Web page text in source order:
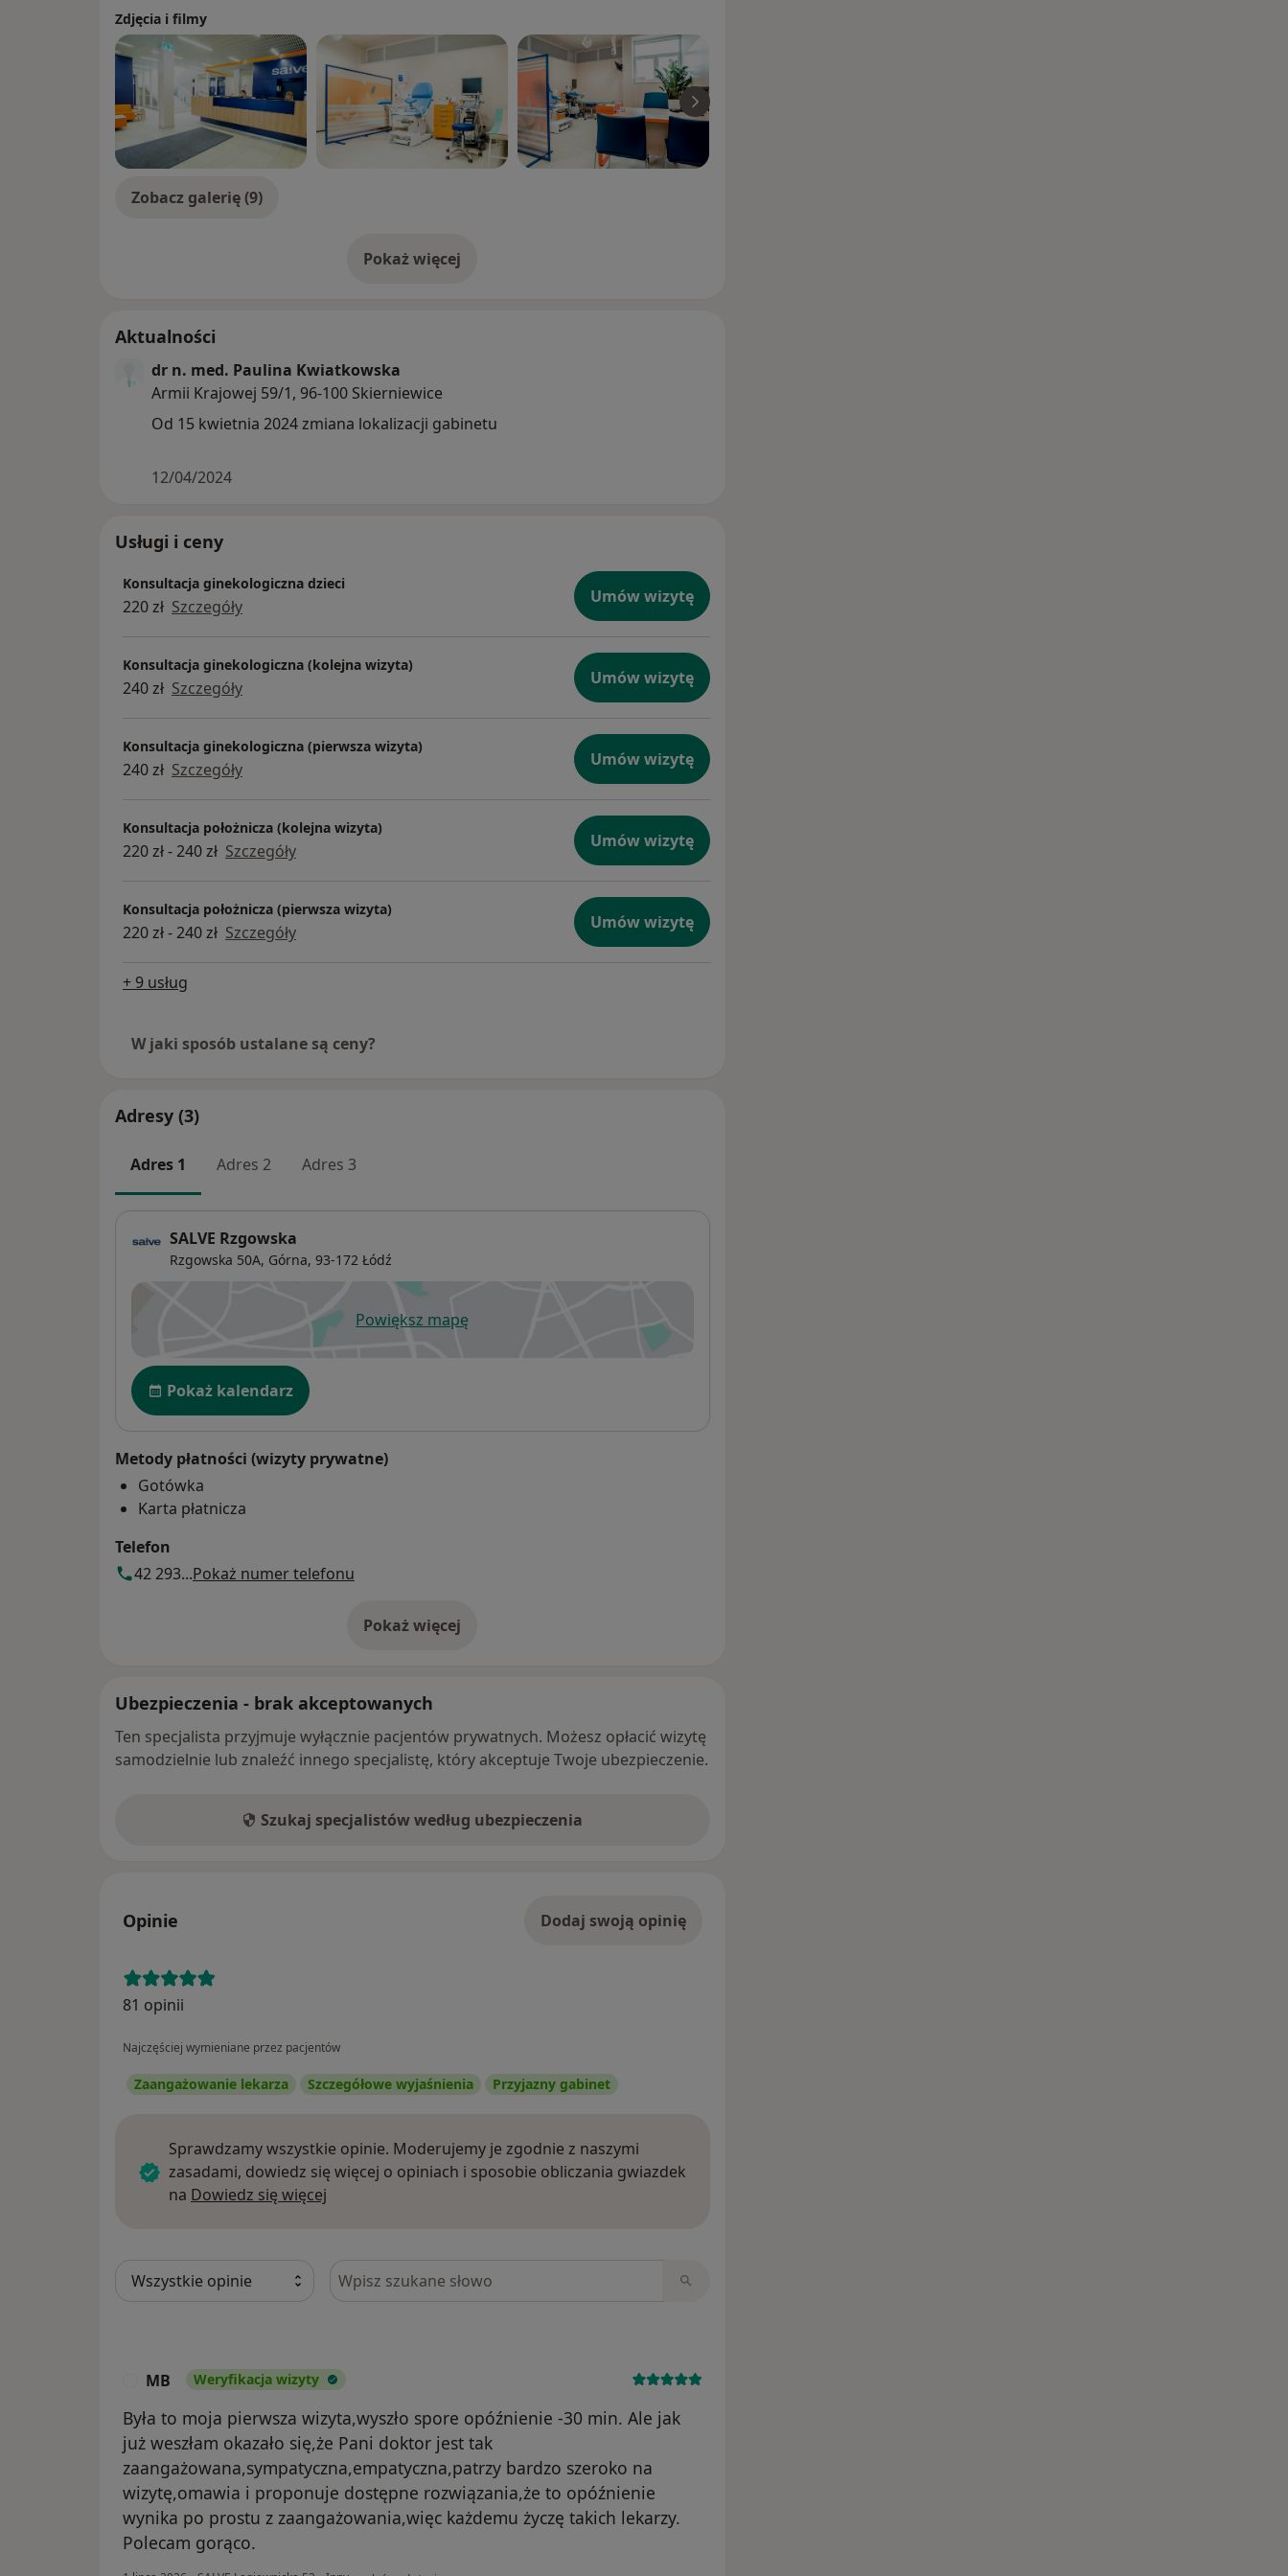
Zdjęcia i filmy
Zobacz galerię (9)
Pokaż więcejo doświadczeniu
Aktualności
dr n. med. Paulina Kwiatkowska
Armii Krajowej 59/1, 96-100 Skierniewice
Od 15 kwietnia 2024 zmiana lokalizacji gabinetu
12/04/2024
Usługi i ceny
Konsultacja ginekologiczna dzieci
220 zł Szczegóły Umów wizytę
Konsultacja ginekologiczna (kolejna wizyta)
240 zł Szczegóły Umów wizytę
Konsultacja ginekologiczna (pierwsza wizyta)
240 zł Szczegóły Umów wizytę
Konsultacja położnicza (kolejna wizyta)
220 zł - 240 zł Szczegóły Umów wizytę
Konsultacja położnicza (pierwsza wizyta)
220 zł - 240 zł Szczegóły Umów wizytę
+ 9 usług
W jaki sposób ustalane są ceny?
Adresy (3)
Adres 1 Adres 2 Adres 3
SALVE Rzgowska
Rzgowska 50A, Górna, 93-172 Łódź
Powiększ mapęotwiera się w nowej karcie
Dostępność
Pokaż kalendarz
Metody płatności (wizyty prywatne)
Gotówka
Karta płatnicza
Telefon
42 293...Pokaż numer telefonu
Pokaż więcej
o adresie
Ubezpieczenia - brak akceptowanych
Ten specjalista przyjmuje wyłącznie pacjentów prywatnych. Możesz opłacić wizytę
samodzielnie lub znaleźć innego specjalistę, który akceptuje Twoje ubezpieczenie.
Szukaj specjalistów według ubezpieczenia
Opinie Dodaj swoją opinię
81 opinii
Najczęściej wymieniane przez pacjentów
Zaangażowanie lekarza Szczegółowe wyjaśnienia Przyjazny gabinet
Sprawdzamy wszystkie opinie. Moderujemy je zgodnie z naszymi
zasadami, dowiedz się więcej o opiniach i sposobie obliczania gwiazdek
na Dowiedz się więcej
Szukaj w opiniach
MB Weryfikacja wizyty
Była to moja pierwsza wizyta,wyszło spore opóźnienie -30 min. Ale jak
już weszłam okazało się,że Pani doktor jest tak
zaangażowana,sympatyczna,empatyczna,patrzy bardzo szeroko na
wizytę,omawia i proponuje dostępne rozwiązania,że to opóźnienie
wynika po prostu z zaangażowania,więc każdemu życzę takich lekarzy.
Polecam gorąco.